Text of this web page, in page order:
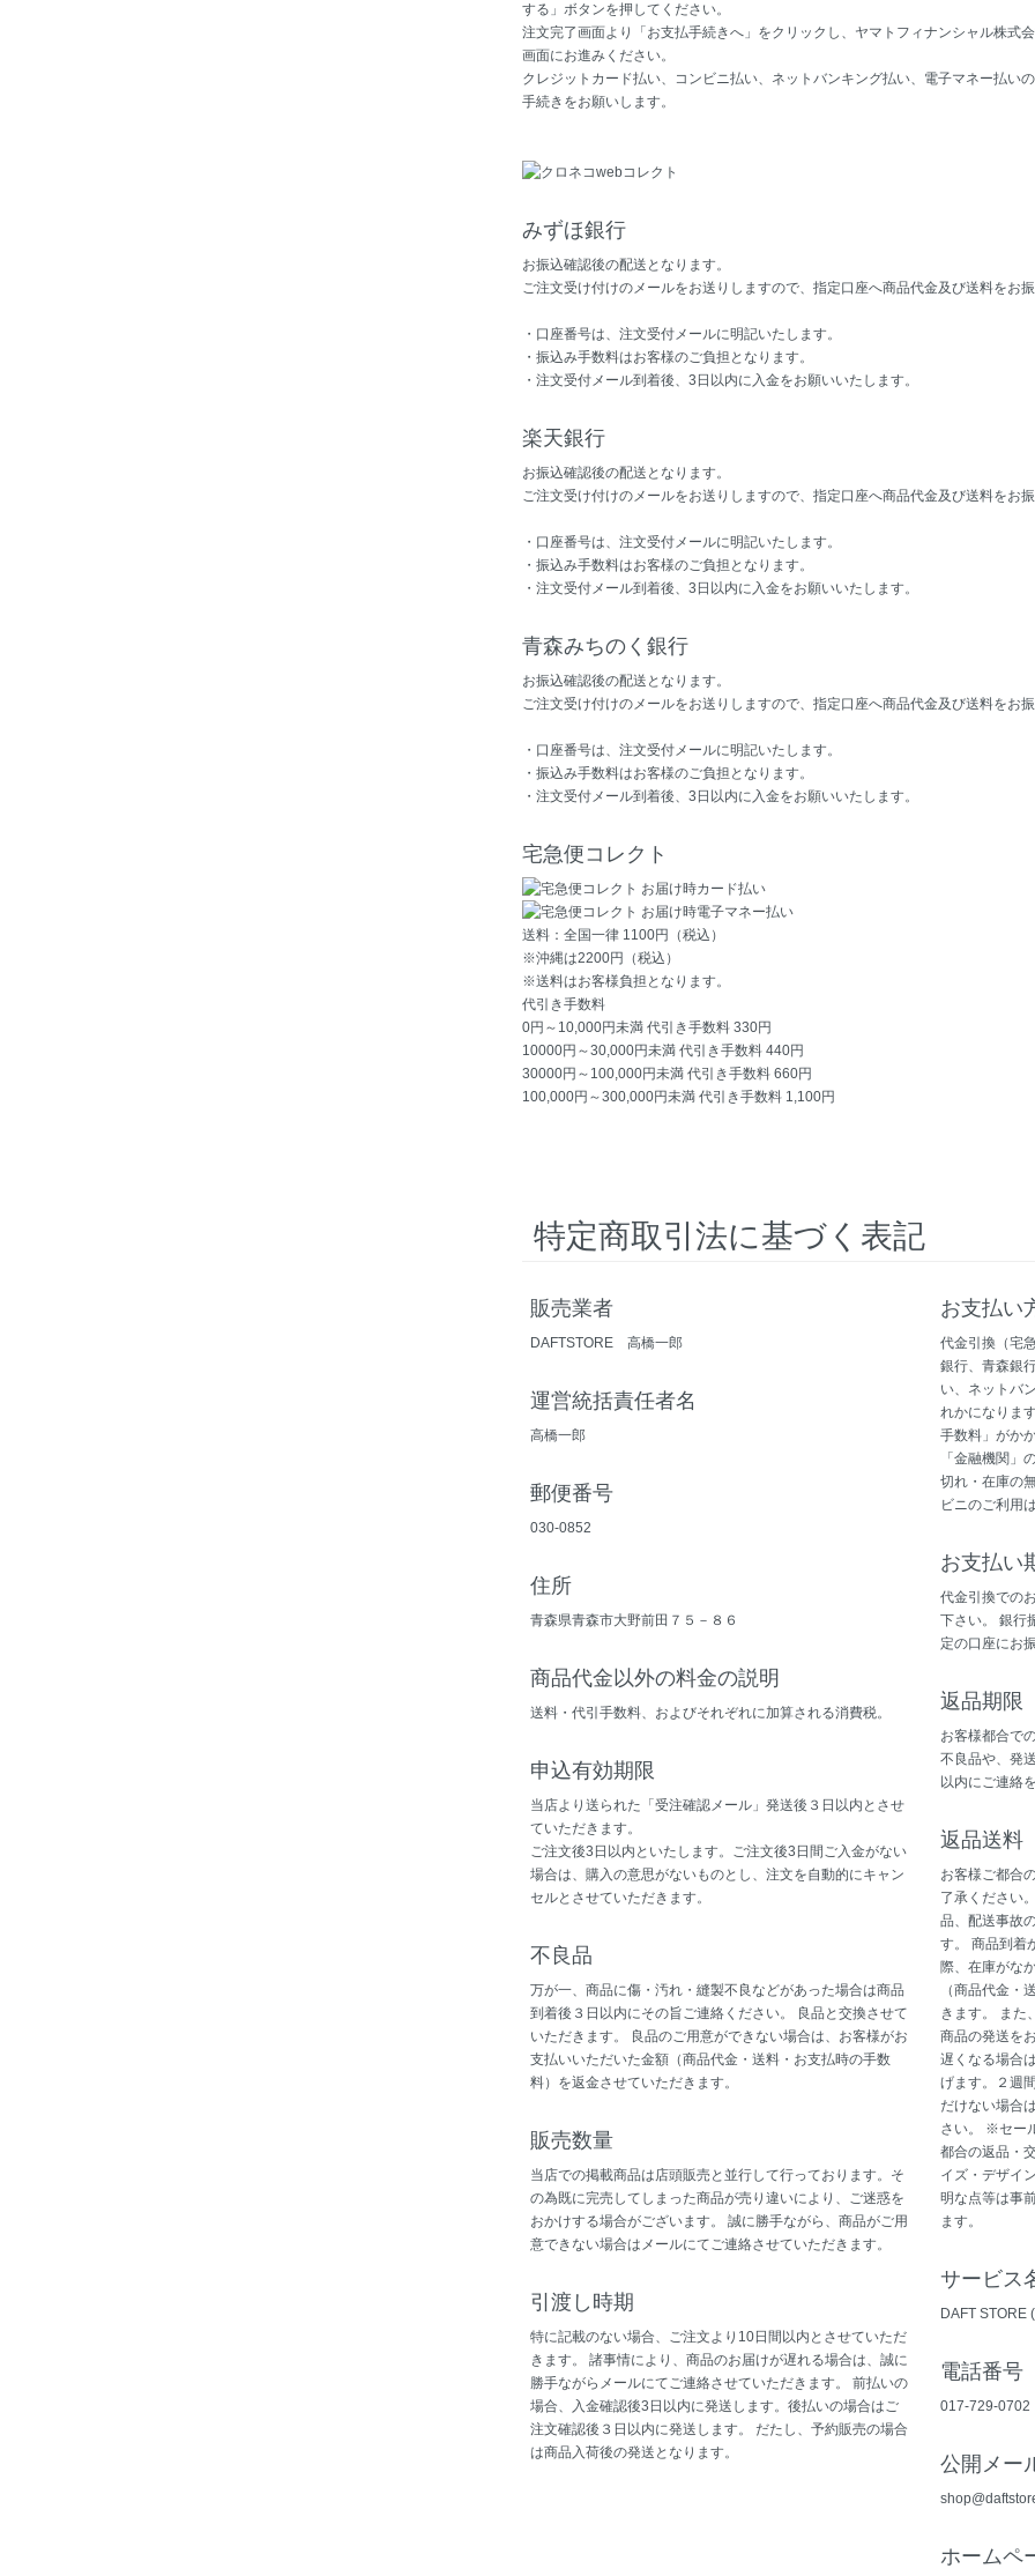
する」ボタンを押してください。
注文完了画面より「お支払手続きへ」をクリックし、ヤマトフィナンシャル株式
画面にお進みください。
クレジットカード払い、コンビニ払い、ネットバンキング払い、電子マネー払い
手続きをお願いします。
みずほ銀行
お振込確認後の配送となります。
ご注文受け付けのメールをお送りしますので、指定口座へ商品代金及び送料をお振
・口座番号は、注文受付メールに明記いたします。
・振込み手数料はお客様のご負担となります。
・注文受付メール到着後、3日以内に入金をお願いいたします。
楽天銀行
お振込確認後の配送となります。
ご注文受け付けのメールをお送りしますので、指定口座へ商品代金及び送料をお振
・口座番号は、注文受付メールに明記いたします。
・振込み手数料はお客様のご負担となります。
・注文受付メール到着後、3日以内に入金をお願いいたします。
青森みちのく銀行
お振込確認後の配送となります。
ご注文受け付けのメールをお送りしますので、指定口座へ商品代金及び送料をお振
・口座番号は、注文受付メールに明記いたします。
・振込み手数料はお客様のご負担となります。
・注文受付メール到着後、3日以内に入金をお願いいたします。
宅急便コレクト
送料：全国一律 1100円（税込）
※沖縄は2200円（税込）
※送料はお客様負担となります。
代引き手数料
0円～10,000円未満 代引き手数料 330円
10000円～30,000円未満 代引き手数料 440円
30000円～100,000円未満 代引き手数料 660円
100,000円～300,000円未満 代引き手数料 1,100円
特定商取引法に基づく表記
販売業者
DAFTSTORE 高橋一郎
運営統括責任者名
高橋一郎
郵便番号
030-0852
住所
青森県青森市大野前田７５－８６
商品代金以外の料金の説明
送料・代引手数料、およびそれぞれに加算される消費税。
申込有効期限
当店より送られた「受注確認メール」発送後３日以内とさせ
ていただきます。
ご注文後3日以内といたします。ご注文後3日間ご入金がない
場合は、購入の意思がないものとし、注文を自動的にキャン
セルとさせていただきます。
不良品
万が一、商品に傷・汚れ・縫製不良などがあった場合は商品
到着後３日以内にその旨ご連絡ください。 良品と交換させて
いただきます。 良品のご用意ができない場合は、お客様がお
支払いいただいた金額（商品代金・送料・お支払時の手数
料）を返金させていただきます。
販売数量
当店での掲載商品は店頭販売と並行して行っております。そ
の為既に完売してしまった商品が売り違いにより、ご迷惑を
おかけする場合がございます。 誠に勝手ながら、商品がご用
意できない場合はメールにてご連絡させていただきます。
引渡し時期
特に記載のない場合、ご注文より10日間以内とさせていただ
きます。 諸事情により、商品のお届けが遅れる場合は、誠に
勝手ながらメールにてご連絡させていただきます。 前払いの
場合、入金確認後3日以内に発送します。後払いの場合はご
注文確認後３日以内に発送します。 だたし、予約販売の場合
は商品入荷後の発送となります。
お支払い
代金引換（宅
銀行、青森銀
い、ネットバ
れかになりま
手数料」がか
「金融機関」
切れ・在庫の
ビニのご利用
お支払い
代金引換での
下さい。 銀行
定の口座にお
返品期限
お客様都合で
不良品や、発
以内にご連絡
返品送料
お客様ご都合
了承ください
品、配送事故
す。 商品到着
際、在庫がな
（商品代金・
きます。 また
商品の発送を
遅くなる場合
げます。２週
だけない場合
さい。 ※セー
都合の返品・
イズ・デザイ
明な点等は事
ます。
サービス
DAFT STORE
電話番号
017-729-0702
公開メー
ホームペ